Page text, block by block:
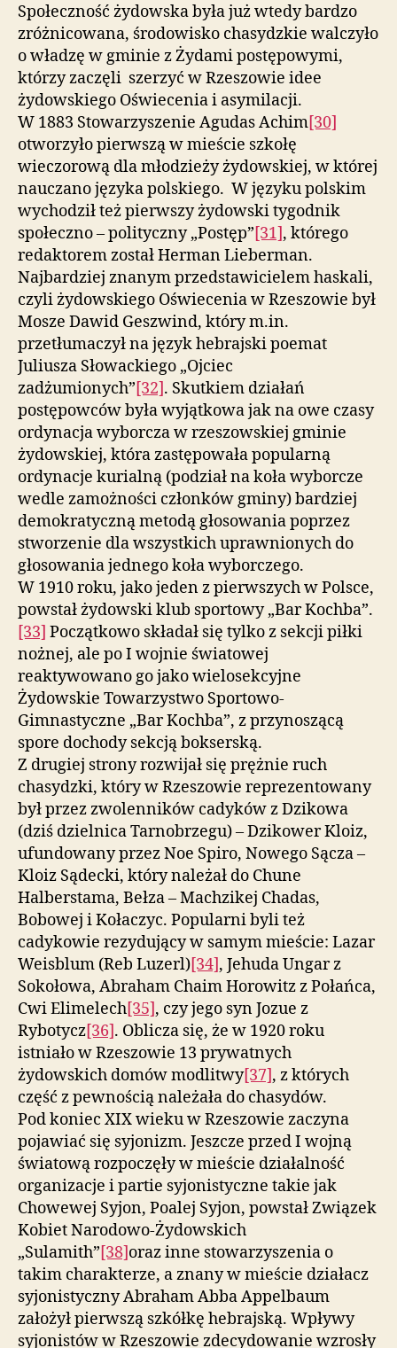
Społeczność żydowska była już wtedy bardzo
zróżnicowana, środowisko chasydzkie walczyło
o władzę w gminie z Żydami postępowymi,
którzy zaczęli szerzyć w Rzeszowie idee
żydowskiego Oświecenia i asymilacji.
W 1883 Stowarzyszenie Agudas Achim[30]
otworzyło pierwszą w mieście szkołę
wieczorową dla młodzieży żydowskiej, w której
nauczano języka polskiego. W języku polskim
wychodził też pierwszy żydowski tygodnik
społeczno – polityczny „Postęp”[31], którego
redaktorem został Herman Lieberman.
Najbardziej znanym przedstawicielem haskali,
czyli żydowskiego Oświecenia w Rzeszowie był
Mosze Dawid Geszwind, który m.in.
przetłumaczył na język hebrajski poemat
Juliusza Słowackiego „Ojciec
zadżumionych”[32]. Skutkiem działań
postępowców była wyjątkowa jak na owe czasy
ordynacja wyborcza w rzeszowskiej gminie
żydowskiej, która zastępowała popularną
ordynacje kurialną (podział na koła wyborcze
wedle zamożności członków gminy) bardziej
demokratyczną metodą głosowania poprzez
stworzenie dla wszystkich uprawnionych do
głosowania jednego koła wyborczego.
W 1910 roku, jako jeden z pierwszych w Polsce,
powstał żydowski klub sportowy „Bar Kochba”.
[33] Początkowo składał się tylko z sekcji piłki
nożnej, ale po I wojnie światowej
reaktywowano go jako wielosekcyjne
Żydowskie Towarzystwo Sportowo-
Gimnastyczne „Bar Kochba”, z przynoszącą
spore dochody sekcją bokserską.
Z drugiej strony rozwijał się prężnie ruch
chasydzki, który w Rzeszowie reprezentowany
był przez zwolenników cadyków z Dzikowa
(dziś dzielnica Tarnobrzegu) – Dzikower Kloiz,
ufundowany przez Noe Spiro, Nowego Sącza –
Kloiz Sądecki, który należał do Chune
Halberstama, Bełza – Machzikej Chadas,
Bobowej i Kołaczyc. Popularni byli też
cadykowie rezydujący w samym mieście: Lazar
Weisblum (Reb Luzerl)[34], Jehuda Ungar z
Sokołowa, Abraham Chaim Horowitz z Połańca,
Cwi Elimelech[35], czy jego syn Jozue z
Rybotycz[36]. Oblicza się, że w 1920 roku
istniało w Rzeszowie 13 prywatnych
żydowskich domów modlitwy[37], z których
część z pewnością należała do chasydów.
Pod koniec XIX wieku w Rzeszowie zaczyna
pojawiać się syjonizm. Jeszcze przed I wojną
światową rozpoczęły w mieście działalność
organizacje i partie syjonistyczne takie jak
Chowewej Syjon, Poalej Syjon, powstał Związek
Kobiet Narodowo-Żydowskich
„Sulamith”[38]oraz inne stowarzyszenia o
takim charakterze, a znany w mieście działacz
syjonistyczny Abraham Abba Appelbaum
założył pierwszą szkółkę hebrajską. Wpływy
syjonistów w Rzeszowie zdecydowanie wzrosły